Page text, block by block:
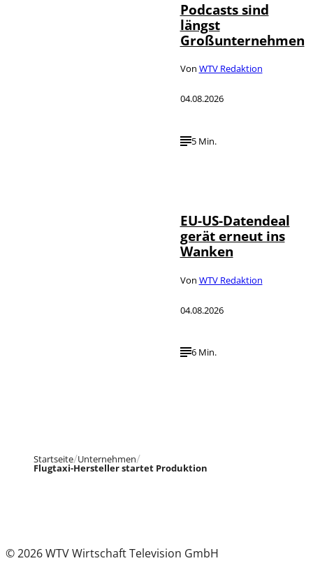
Podcasts sind
längst
Großunternehmen
Von WTV Redaktion
04.08.2026
5 Min.
EU-US-Datendeal
gerät erneut ins
Wanken
Von WTV Redaktion
04.08.2026
6 Min.
Startseite Unternehmen
Flugtaxi-Hersteller startet Produktion
© 2026 WTV Wirtschaft Television GmbH